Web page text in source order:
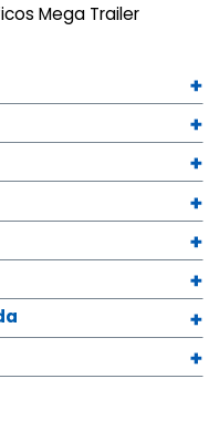
Mega Trailer